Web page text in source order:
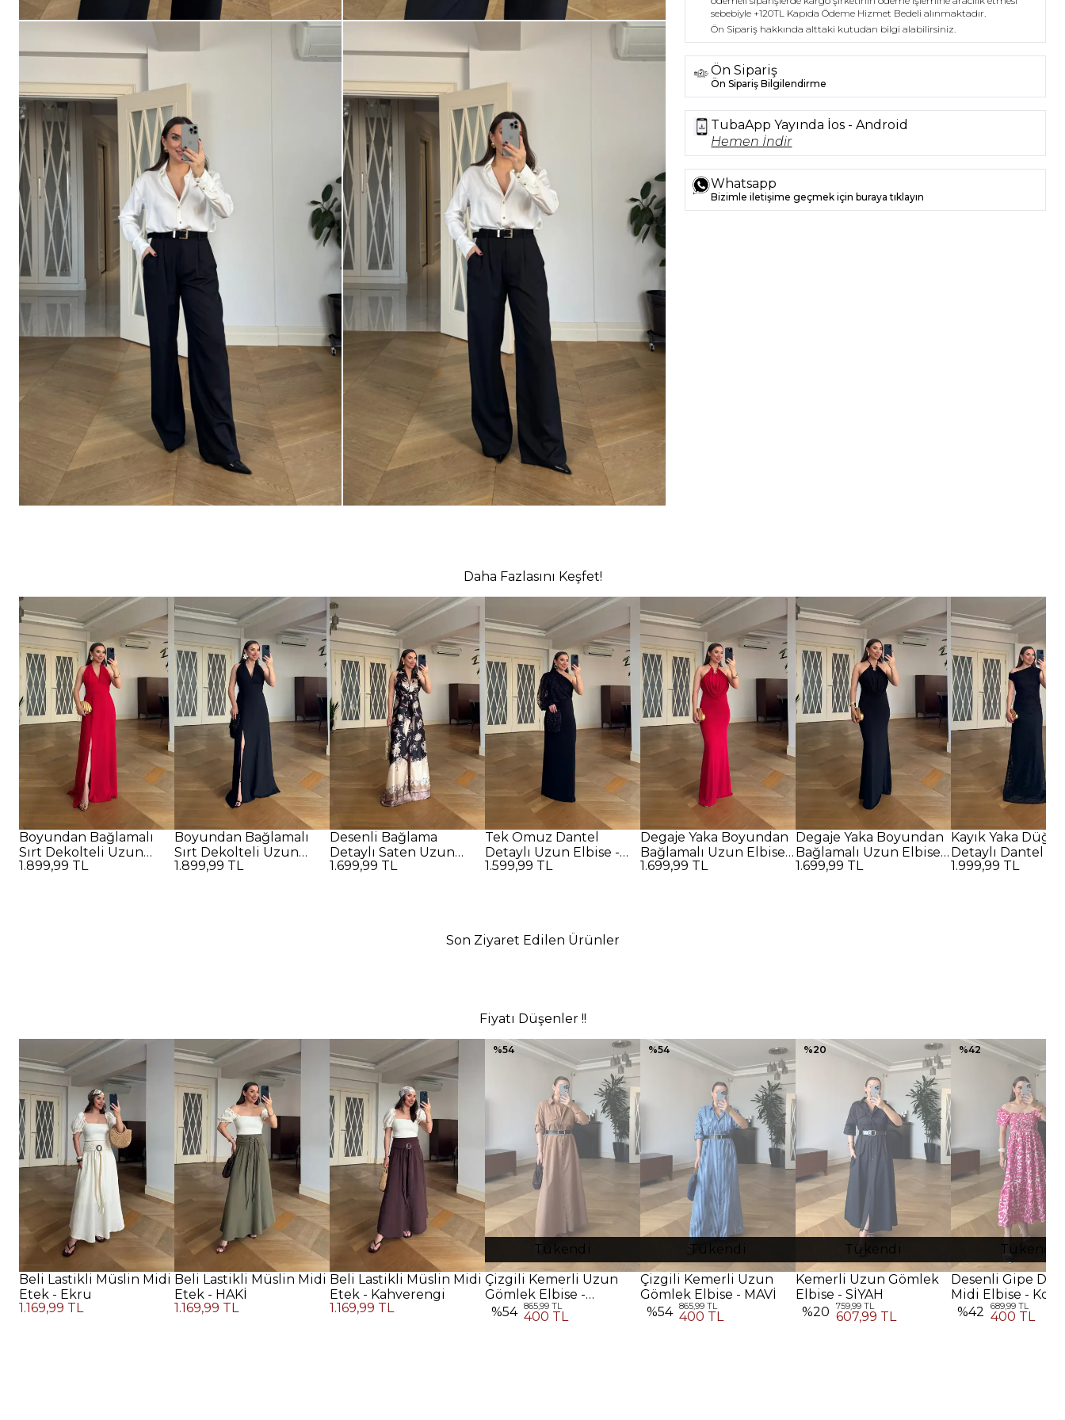
sebebiyle +120TL Kapıda Ödeme Hizmet Bedeli alınmaktadır.
Ön Sipariş hakkında alttaki kutudan bilgi alabilirsiniz.
Ön Sipariş
Ön Sipariş Bilgilendirme
TubaApp Yayında İos - Android
Hemen İndir
Whatsapp
Bizimle iletişime geçmek için buraya tıklayın
Daha Fazlasını Keşfet!
Boyundan Bağlamalı
Sırt Dekolteli Uzun
Elbise - Kırmızı
1.899,99 TL
Boyundan Bağlamalı
Sırt Dekolteli Uzun
Elbise - SİYAH
1.899,99 TL
Desenli Bağlama
Detaylı Saten Uzun
Elbise - SİYAH
1.699,99 TL
Tek Omuz Dantel
Detaylı Uzun Elbise -
SİYAH
1.599,99 TL
Degaje Yaka Boyundan
Bağlamalı Uzun Elbise -
Kırmızı
1.699,99 TL
Degaje Yaka Boyundan
Bağlamalı Uzun Elbise -
SİYAH
1.699,99 TL
Kayık Yaka
Detaylı Dantel
Elbise - SİYAH
1.999,99 TL
Son Ziyaret Edilen Ürünler
Fiyatı Düşenler !!
Beli Lastikli Müslin Midi
Etek - Ekru
1.169,99 TL
Beli Lastikli Müslin Midi
Etek - HAKİ
1.169,99 TL
Beli Lastikli Müslin Midi
Etek - Kahverengi
1.169,99 TL
Tükendi
%54
Çizgili Kemerli Uzun
Gömlek Elbise -
Kahverengi
%54 865,99 TL
400 TL
Tükendi
%54
Çizgili Kemerli Uzun
Gömlek Elbise - MAVİ
%54 865,99 TL
400 TL
Tükendi
%20
Kemerli Uzun Gömlek
Elbise - SİYAH
%20 759,99 TL
607,99 TL
Tükendi
%42
Desenli Gipe
Midi Elbise - Koyu
Pembe
%42 689,99 TL
400 TL